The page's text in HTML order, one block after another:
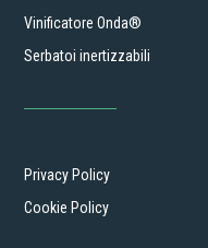
Vinificatore Onda®
Serbatoi inertizzabili
Privacy Policy
Cookie Policy